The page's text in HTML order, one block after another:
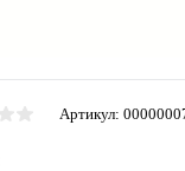
Артикул: